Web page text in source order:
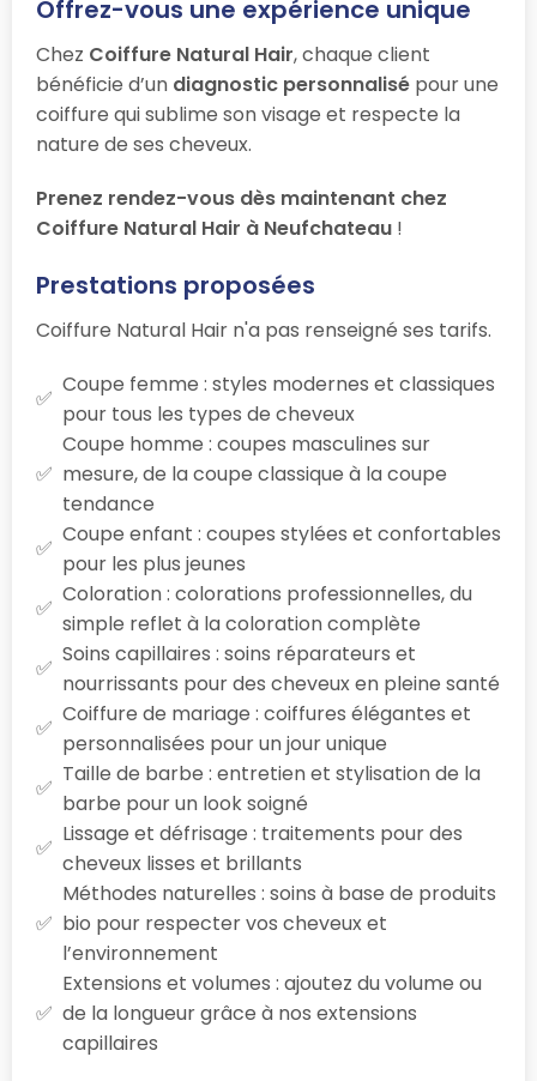
Offrez-vous une expérience unique
Chez Coiffure Natural Hair, chaque client
bénéficie d’un diagnostic personnalisé pour une
coiffure qui sublime son visage et respecte la
nature de ses cheveux.
Prenez rendez-vous dès maintenant chez
Coiffure Natural Hair à Neufchateau !
Prestations proposées
Coiffure Natural Hair n'a pas renseigné ses tarifs.
Coupe femme : styles modernes et classiques
pour tous les types de cheveux
Coupe homme : coupes masculines sur
mesure, de la coupe classique à la coupe
tendance
Coupe enfant : coupes stylées et confortables
pour les plus jeunes
Coloration : colorations professionnelles, du
simple reflet à la coloration complète
Soins capillaires : soins réparateurs et
nourrissants pour des cheveux en pleine santé
Coiffure de mariage : coiffures élégantes et
personnalisées pour un jour unique
Taille de barbe : entretien et stylisation de la
barbe pour un look soigné
Lissage et défrisage : traitements pour des
cheveux lisses et brillants
Méthodes naturelles : soins à base de produits
bio pour respecter vos cheveux et
l’environnement
Extensions et volumes : ajoutez du volume ou
de la longueur grâce à nos extensions
capillaires